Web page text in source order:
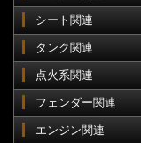
シート関連
タンク関連
点火系関連
フェンダー関連
エンジン関連